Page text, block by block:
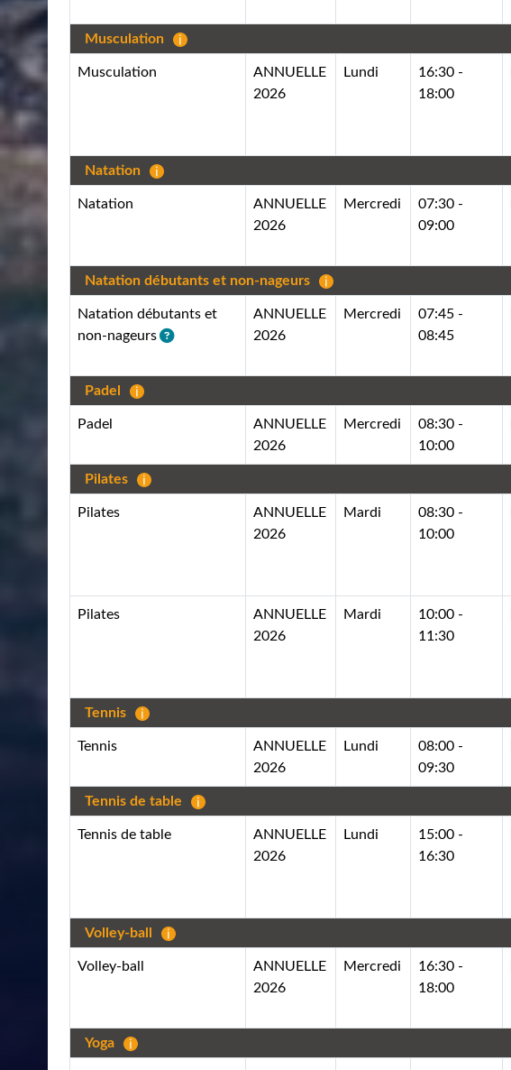
Musculation
Musculation
ANNUELLE
2026
Lundi
16:30 -
18:00
Natation
Natation
ANNUELLE
2026
Mercredi
07:30 -
09:00
Natation débutants et non-nageurs
Natation débutants et
non-nageurs
ANNUELLE
2026
Mercredi
07:45 -
08:45
Padel
Padel
ANNUELLE
2026
Mercredi
08:30 -
10:00
Pilates
Pilates
ANNUELLE
2026
Mardi
08:30 -
10:00
Pilates
ANNUELLE
2026
Mardi
10:00 -
11:30
Tennis
Tennis
ANNUELLE
2026
Lundi
08:00 -
09:30
Tennis de table
Tennis de table
ANNUELLE
2026
Lundi
15:00 -
16:30
Volley-ball
Volley-ball
ANNUELLE
2026
Mercredi
16:30 -
18:00
Yoga